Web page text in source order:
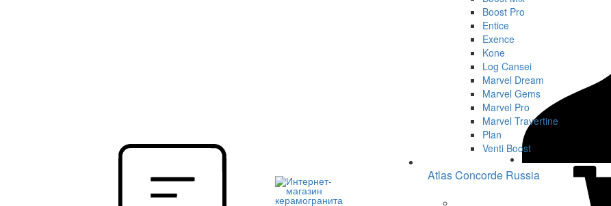
Boost Pro
Entice
Exence
Kone
Log Cansei
Marvel Dream
Marvel Gems
Marvel Pro
Marvel Travertine
Plan
Venti Boost
Atlas Concorde Russia